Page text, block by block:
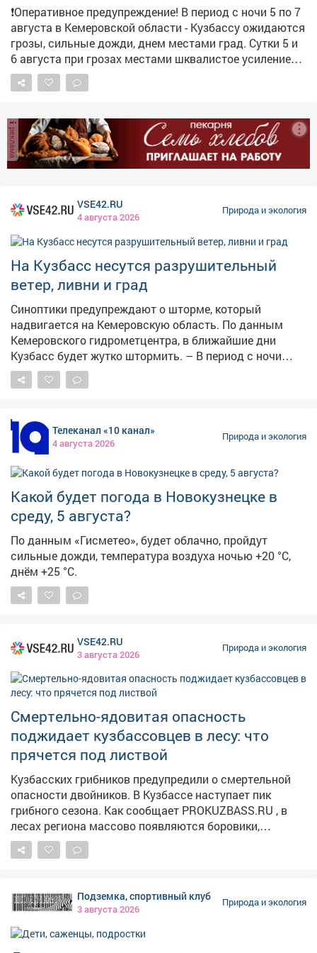
❗️Оперативное предупреждение! В период с ночи 5 по 7
августа в Кемеровской области - Кузбассу ожидаются
грозы, сильные дожди, днем местами град. Сутки 5 и
6 августа при грозах местами шквалистое усиление
юго-западного ветра 18-23 м/с.
реклама
VSE42.RU
4 августа 2026
Природа и экология
На Кузбасс несутся разрушительный
ветер, ливни и град
Синоптики предупреждают о шторме, который
надвигается на Кемеровскую область. По данным
Кемеровского гидрометцентра, в ближайшие дни
Кузбасс будет жутко штормить. – В период с ночи
05.08.26 по ночь 07.08.26 местами по области
ожидаются грозы, сильные дожди, днём местами
шквалистое усиление юго-западного ветра 18-23 м/с,
– сказали в ЦГМС. При этомв среду и четвергместами
прогнозируется аномально жаркая погода выше
+30°С. Конкретно в Кемерове в ночь на 5 августа
градусник покажет+17,+19°C, днём+27,+29°C.
Ожидаются дожди с грозами,порывы ветра до 14 м/с.
В пятницу ночные температуры по области
составят+12,+17°C, дневные+21,+26°C. И опять
прогнозируются дожди и грозы. Погодные опасности
ожидаются и в соседних регионах. Как сообщает
sib.fm , вНовосибирской области объявлено
штормовое предупреждение:5 и 6 августа местами
ожидаются сильные дожди, грозы, ливни и град,
новосибирцам отказаться от прогулок в паркахиз-за
штормового предупреждения, сообщает Om1
данным sibnovosti.ru , прогнозируется жара +31°C,небо
останется ясным, осадков не предвидится, скорость
ветра составит 1-4 м/с.
Телеканал «10 канал»
4 августа 2026
Природа и экология
Какой будет погода в Новокузнецке в
среду, 5 августа?
По данным «Гисметео», будет облачно, пройдут
сильные дожди, температура воздуха ночью +20 °С,
днём +25 °С.
VSE42.RU
3 августа 2026
Природа и экология
Смертельно-ядовитая опасность
поджидает кузбассовцев в лесу: что
прячется под листвой
Кузбасских грибников предупредили о смертельной
опасности двойников. В Кузбассе наступает пик
грибного сезона. Как сообщает PROKUZBASS.RU , в
лесах региона массово появляются боровики,
подосиновики и лисички. Однако вместе с ними в
корзину могут попасть и опасные двойники. Особую
галериной окаймлённой, которая чаще растёт на
хвойной древесине, тогда как опята предпочитают
берёзу, осину и другие лиственные деревья. Также в
Подземка, спортивный клуб
3 августа 2026
Природа и экология